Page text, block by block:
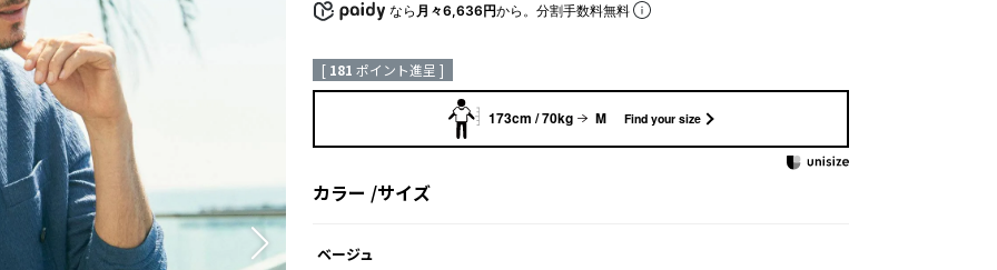
なら 月々6,636円から。分割手数料無料
[ 181 ポイント進呈 ]
173cm / 70kg M Find your size
カラー サイズ
ベージュ